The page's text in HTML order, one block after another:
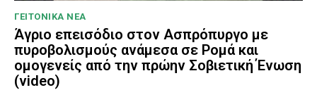
ΓΕΙΤΟΝΙΚΑ ΝΕΑ
Άγριο επεισόδιο στον Ασπρόπυργο με
πυροβολισμούς ανάμεσα σε Ρομά και
ομογενείς από την πρώην Σοβιετική Ένωση
(video)